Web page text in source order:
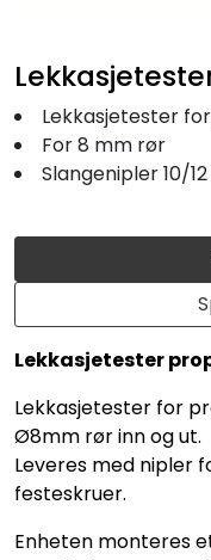
Lekkasjetester
Lekkasjetester for
Ø8mm rør inn og ut.
Leveres med nipler
festeskruer.
Enheten monteres
Lekkasjetester
For 8 mm rør
Slangenipler 10/
Fritid/Sikkerhet
Båtpleie/Opplag